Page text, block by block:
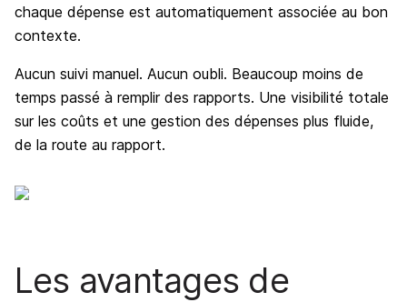
chaque dépense est automatiquement associée au bon
contexte.
Aucun suivi manuel. Aucun oubli. Beaucoup moins de
temps passé à remplir des rapports. Une visibilité totale
sur les coûts et une gestion des dépenses plus fluide,
de la route au rapport.
Les avantages de